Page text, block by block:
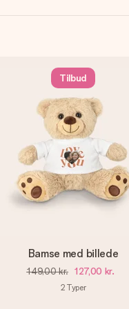
Tilbud
Bamse med billede
149,00 kr. 127,00 kr.
2 Typer